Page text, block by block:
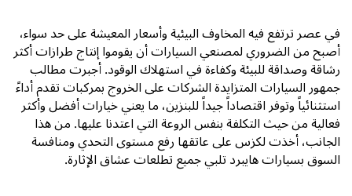
في عصر ترتفع فيه المخاوف البيئية وأسعار المعيشة على حد سواء،
أصبح من الضروري لمصنعي السيارات أن يقوموا إنتاج طرازات أكثر
رشاقة وصداقة للبيئة وكفاءة في استهلاك الوقود. أجبرت مطالب
جمهور السيارات المتزايدة الشركات على الخروج بمركبات تقدم أداءً
استثنائياً وتوفر اقتصاداً جيداً للبنزين، ما يعني خيارات أفضل وأكثر
فعالية من حيث التكلفة بنفس الروعة التي اعتدنا عليها. من هذا
الجانب، أخذت لكزس على عاتقها رفع مستوى التحدي ومنافسة
السوق بسيارات هايبرد تلبي جميع تطلعات عشاق الإثارة.